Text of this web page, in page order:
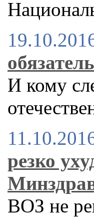
И кому
резко
ВОЗ не